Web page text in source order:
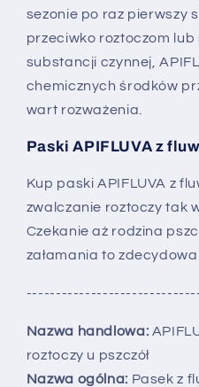
sezonie po raz pierwszy
przeciwko roztoczom
substancji czynnej,
chemicznych środków
wart rozważenia.
Paski APIFLUVA z
Kup paski APIFLUVA z
zwalczanie roztoczy tak
Czekanie aż rodzina
załamania to
Nazwa handlowa:
roztoczy u pszczół
Nazwa ogólna: Pasek z